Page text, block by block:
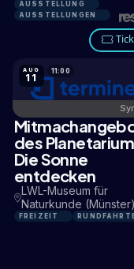
AUSSTELLUNG
AUSSTELLUNGEN
AUG
11
11:00
2,8 KM
des
Die Sonne
entdecken
LWL-Museum für
Naturkunde (Münster)
FREIZEIT